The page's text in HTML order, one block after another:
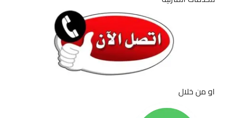
او من خلال